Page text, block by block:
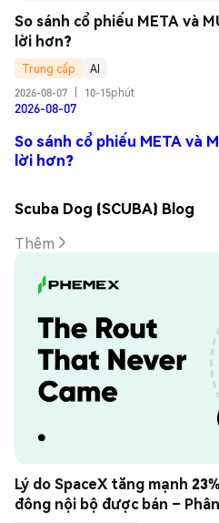
So sánh cổ phiếu META và
lời hơn?
Trung cấp
AI
2026-08-07
10-15phút
2026-08-07
So sánh cổ phiếu META và
lời hơn?
Scuba Dog (SCUBA) Blog
Thêm
Lý do SpaceX tăng mạnh
đông nội bộ được bán –